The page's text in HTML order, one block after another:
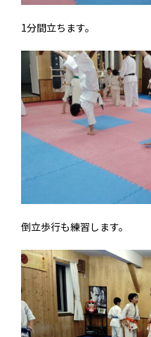
1分間立ちます。
倒立歩行も練習します。